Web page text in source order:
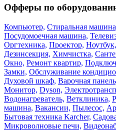
Офферы по
Компьютер, Стиральная
Посудомоечная машина,
Оргтехника, Проектор, Ноутбук,
Дезинсекция, Химчистка,
Окно, Ремонт квартир,
Замки, Обслуживание
Духовой шкаф, Варочная
Монитор, Dyson,
Водонагреватель, Ветклиника,
машина, Вакансии, Пылесос,
Бытовая техника Karcher,
Микроволновые печи,